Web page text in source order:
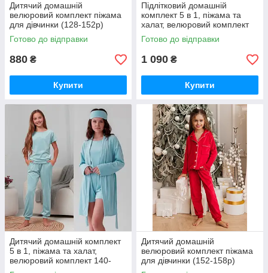
Дитячий домашній
велюровий комплект піжама
для дівчинки (128-152р)
Готово до відправки
880 ₴
Купити
Підлітковий домашній
комплект 5 в 1, піжама та
халат, велюровий комплект
Готово до відправки
1 090 ₴
Купити
Дитячий домашній комплект
5 в 1, піжама та халат,
велюровий комплект 140-
158р
Дитячий домашній
велюровий комплект піжама
для дівчинки (152-158р)